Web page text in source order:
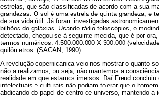
estrelas, que são classificadas de acordo com a sua
grandezas. O sol é uma estrela de quinta grandeza, e
de sua vida útil. Já foram investigadas
bilhões de galáxias. Usando rádio-telescópios, e
detectado, chegou-se à seguinte medida, que é por
termos numéricos: 4.500.000.000 X 300.000
quilômetros. (SAGAN, 1990).
A revolução copernicanica veio nos mostrar o quanto
não a realizamos, ou seja, não mantemos a
realidade em que estamos imersos. Daí Freud
intelectuais e culturais não podiam tolerar que o
abdicando do papel de centro de universo, mantendo a